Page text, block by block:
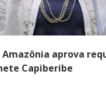
Amazônia aprova
Capiberibe